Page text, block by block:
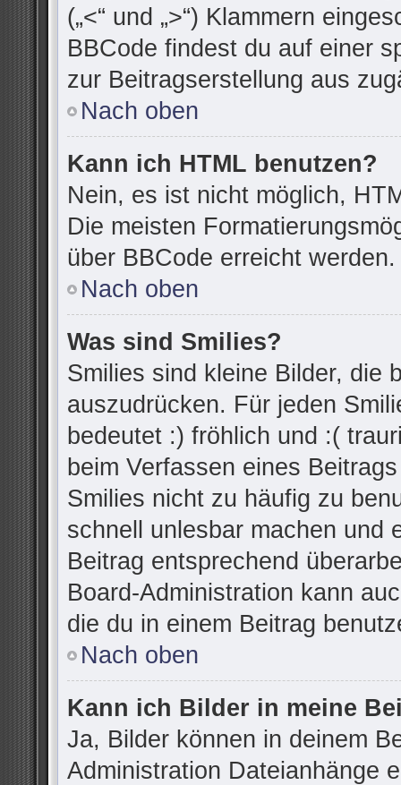
(„<“ und „>“) Klammern
BBCode findest du auf einer
zur Beitragserstellung aus
Nach oben
Kann ich HTML benutzen?
Nein, es ist nicht möglich,
Die meisten
über BBCode erreicht werden.
Nach oben
Was sind Smilies?
Smilies sind kleine Bilder, die
auszudrücken. Für jeden
bedeutet :) fröhlich und :(
beim Verfassen eines
Smilies nicht zu häufig zu
schnell unlesbar machen und
Beitrag entsprechend
Board-Administration kann
die du in einem Beitrag
Nach oben
Kann ich Bilder in meine
Ja, Bilder können in deinem
Administration Dateianhänge